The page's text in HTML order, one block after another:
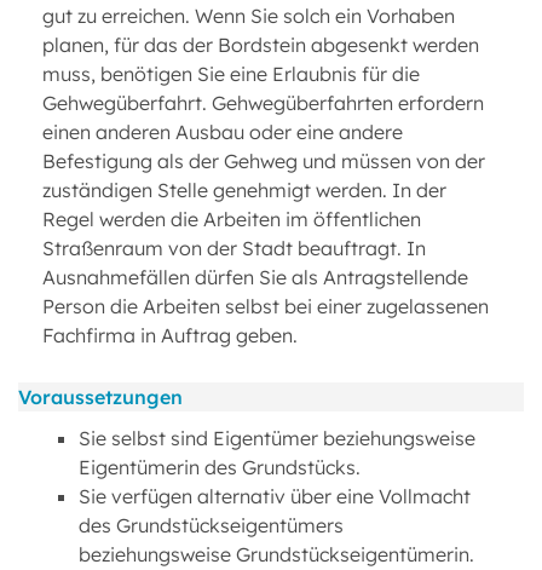
gut zu erreichen. Wenn Sie solch ein Vorhaben
planen, für das der Bordstein abgesenkt werden
muss, benötigen Sie eine Erlaubnis für die
Gehwegüberfahrt. Gehwegüberfahrten erfordern
einen anderen Ausbau oder eine andere
Befestigung als der Gehweg und müssen von der
zuständigen Stelle genehmigt werden. In der
Regel werden die Arbeiten im öffentlichen
Straßenraum von der Stadt beauftragt. In
Ausnahmefällen dürfen Sie als Antragstellende
Person die Arbeiten selbst bei einer zugelassenen
Fachfirma in Auftrag geben.
Voraussetzungen
Sie selbst sind Eigentümer beziehungsweise
Eigentümerin des Grundstücks.
Sie verfügen alternativ über eine Vollmacht
des Grundstückseigentümers
beziehungsweise Grundstückseigentümerin.